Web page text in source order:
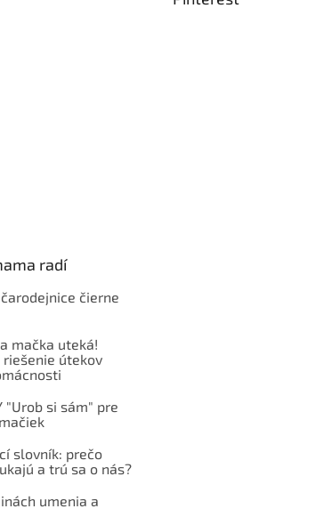
radí
čierne
mačka uteká!
riešenie útekov
"Urob si sám" pre
slovník: prečo
a trú sa o nás?
umenia a